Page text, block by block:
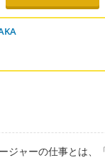
ジャーの仕事とは、